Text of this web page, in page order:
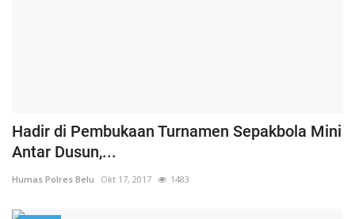
Hadir di Pembukaan Turnamen Sepakbola Mini
Antar Dusun,...
Humas Polres Belu Okt 17, 2017 1483